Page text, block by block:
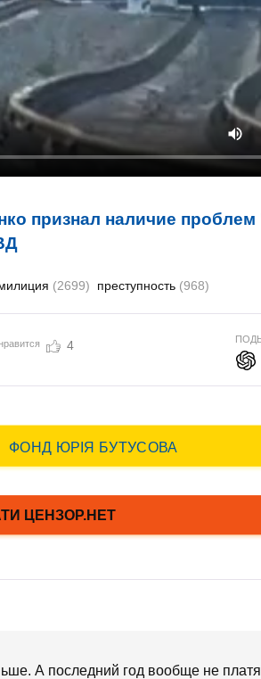
признал наличие проблем
(2699) преступность (968)
4
А последний год вообще не